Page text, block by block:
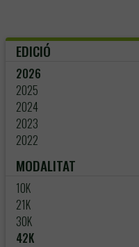
EDICIÓ
2026
2025
2024
2023
2022
MODALITAT
10K
21K
30K
42K